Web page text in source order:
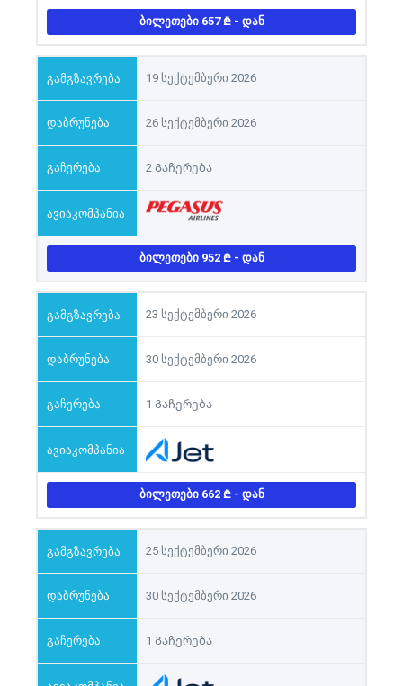
ᲑᲘᲚᲔᲗᲔᲑᲘ 657 - ᲓᲐᲜ
19 სექტემბერი 2026
26 სექტემბერი 2026
2 Გაჩერება
ᲑᲘᲚᲔᲗᲔᲑᲘ 952 - ᲓᲐᲜ
23 სექტემბერი 2026
30 სექტემბერი 2026
1 Გაჩერება
ᲑᲘᲚᲔᲗᲔᲑᲘ 662 - ᲓᲐᲜ
25 სექტემბერი 2026
30 სექტემბერი 2026
1 Გაჩერება